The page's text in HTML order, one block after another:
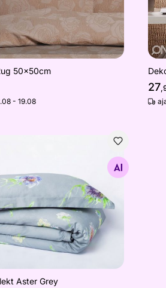
50x50cm
- 19.08
27
Aster Grey